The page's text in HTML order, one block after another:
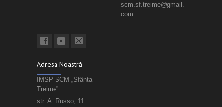
scm.sf.treime@gmail.
com
Adresa Noastră
IMSP SCM „Sfânta
Treime”
str. A. Russo, 11